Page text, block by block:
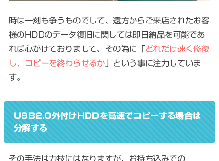
時は一刻も争うものでして、遠方からご来店されたお客
様のHDDのデータ復旧に関しては即日納品を可能であ
れば心がけておりまして、その為に「どれだけ速く修復
し、コピーを終わらせるか 」という事に注力していま
す。
USB2.0外付けHDDを高速でコピーする場合は
分解する
その手法は力技にはなりますが、お持ち込みでの